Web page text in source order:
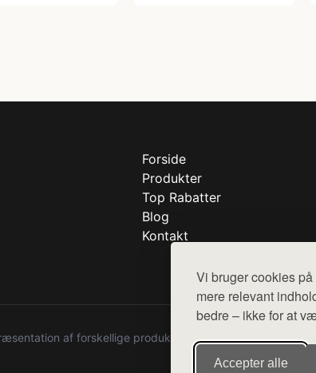
Vi bruger cookies
mere relevant
bedre – ikke for at
Accepter alle
Forside
Produkter
Top Rabatter
Blog
Kontakt
af forskellige produkter fra diverse webshops.